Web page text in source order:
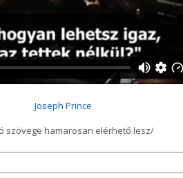
Joseph Prince
szövege hamarosan elérhető lesz/